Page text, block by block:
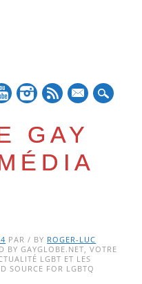
GAY
PAR / BY ROGER-LUC
BY GAYGLOBE.NET, VOTRE
LGBT ET LES
SOURCE FOR LGBTQ